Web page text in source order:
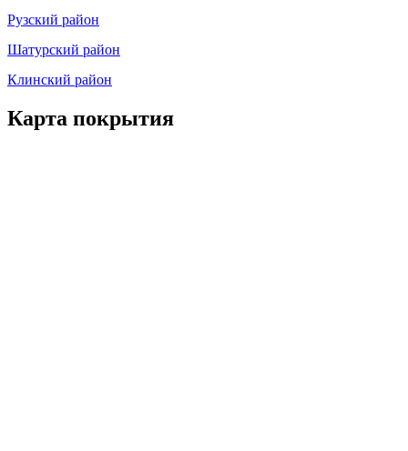
Рузский район
Шатурский район
Клинский район
Карта покрытия